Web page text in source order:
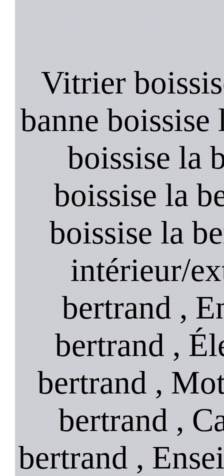
Vitrier
banne
boissise la
boissise la
boissise la
intérieur/
bertrand ,
bertrand ,
bertrand ,
bertrand ,
bertrand ,